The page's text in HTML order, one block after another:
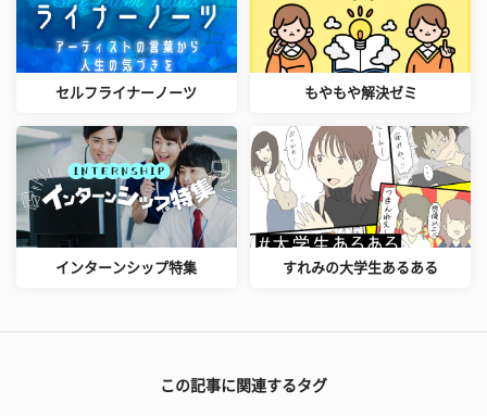
セルフライナーノーツ もやもや解決ゼミ
インターンシップ特集 すれみの大学生あるある
この記事に関連するタグ